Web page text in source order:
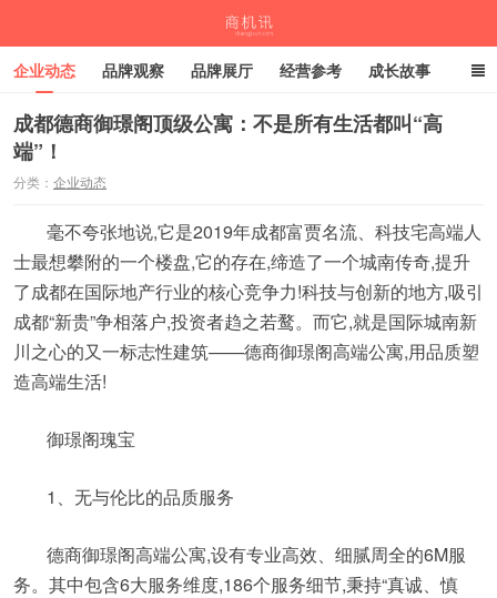
企业动态 品牌观察 品牌展厅 经营参考 成长故事
深度观察 伙伴计划
成都德商御璟阁顶级公寓：不是所有生活都叫“高
端”！
分类： 企业动态
毫不夸张地说,它是2019年成都富贾名流、科技宅高端人
士最想攀附的一个楼盘,它的存在,缔造了一个城南传奇,提升
了成都在国际地产行业的核心竞争力!科技与创新的地方,吸引
成都“新贵”争相落户,投资者趋之若鹜。而它,就是国际城南新
川之心的又一标志性建筑——德商御璟阁高端公寓,用品质塑
造高端生活!
御璟阁瑰宝
1、无与伦比的品质服务
德商御璟阁高端公寓,设有专业高效、细腻周全的6M服
务。其中包含6大服务维度,186个服务细节,秉持“真诚、慎